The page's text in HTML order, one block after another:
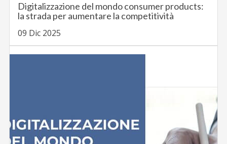
Digitalizzazione del mondo consumer products:
la strada per aumentare la competitività
09 Dic 2025